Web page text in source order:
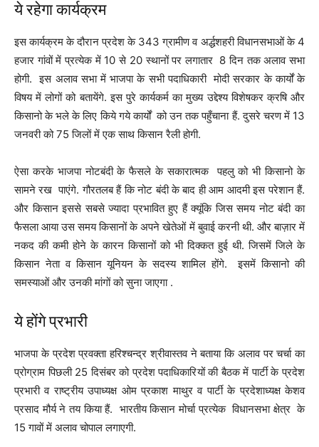
ये रहेगा कार्यक्रम
इस कार्यक्रम के दौरान प्रदेश के 343 ग्रामीण व अर्द्धशहरी विधानसभाओं के 4
हजार गांवों में प्रत्येक में 10 से 20 स्थानों पर लगातार 8 दिन तक अलाव सभा
होगी. इस अलाव सभा में भाजपा के सभी पदाधिकारी मोदी सरकार के कार्यों के
विषय में लोगों को बतायेंगे. इस पुरे कार्यकर्म का मुख्य उद्देश्य विशेषकर क्रषि और
किसानो के भले के लिए किये गये कार्यों को उन तक पहुँचाना हैं. दुसरे चरण में 13
जनवरी को 75 जिलों में एक साथ किसान रैली होगी.
ऐसा करके भाजपा नोटबंदी के फैसले के सकारात्मक पहलु को भी किसानो के
सामने रख पाएंगे. गौरतलब हैं कि नोट बंदी के बाद ही आम आदमी इस परेशान हैं.
और किसान इससे सबसे ज्यादा प्रभावित हुए हैं क्यूंकि जिस समय नोट बंदी का
फैसला आया उस समय किसानों के अपने खेतेओं में बुवाई करनी थी. और बाज़ार में
नकद की कमी होने के कारन किसानों को भी दिक्कत हुई थी. जिसमें जिले के
किसान नेता व किसान यूनियन के सदस्य शामिल होंगे. इसमें किसानो की
समस्याओं और उनकी मांगों को सुना जाएगा .
ये होंगे प्रभारी
भाजपा के प्रदेश प्रवक्ता हरिश्चन्द्र श्रीवास्तव ने बताया कि अलाव पर चर्चा का
प्रोग्राम पिछली 25 दिसंबर को प्रदेश पदाधिकारियों की बैठक में पार्टी के प्रदेश
प्रभारी व राष्ट्रीय उपाध्यक्ष ओम प्रकाश माथुर व पार्टी के प्रदेशाध्यक्ष केशव
प्रसाद मौर्य ने तय किया हैं. भारतीय किसान मोर्चा प्रत्येक विधानसभा क्षेत्र के
15 गावों में अलाव चोपाल लगाएगी.